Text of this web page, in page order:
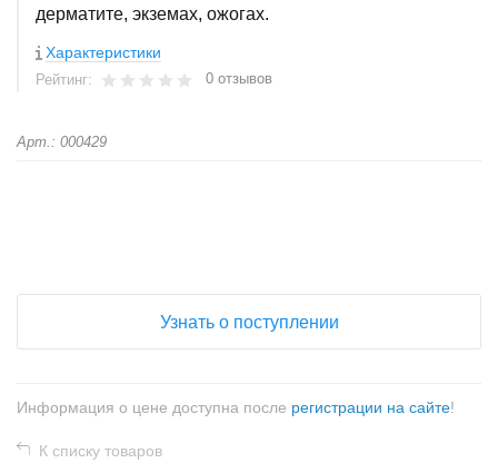
дерматите, экземах, ожогах.
Характеристики
Рейтинг: 0 отзывов
Арт.: 000429
Узнать о поступлении
Информация о цене доступна после регистрации на сайте!
К списку товаров